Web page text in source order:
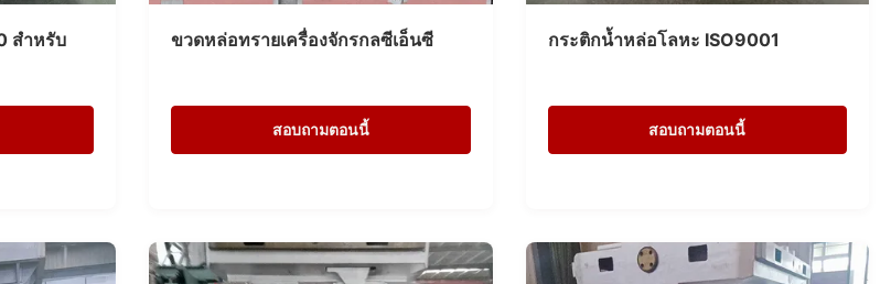
สำหรับ
ขวดหล่อทรายเครื่องจักรกลซีเอ็นซี
สอบถามตอนนี้
กระติกน้ำหล่อโลหะ ISO9001
สอบถามตอนนี้